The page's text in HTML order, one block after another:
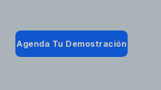
Agenda Tu Demostración